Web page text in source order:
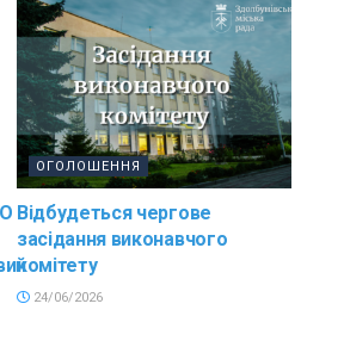
ОГОЛОШЕННЯ
Відбудеться чергове
засідання виконавчого
комітету
24/06/2026